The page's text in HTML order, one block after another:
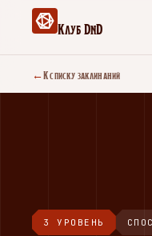
Клуб DnD
←К списку заклинаний
3 УРОВЕНЬ